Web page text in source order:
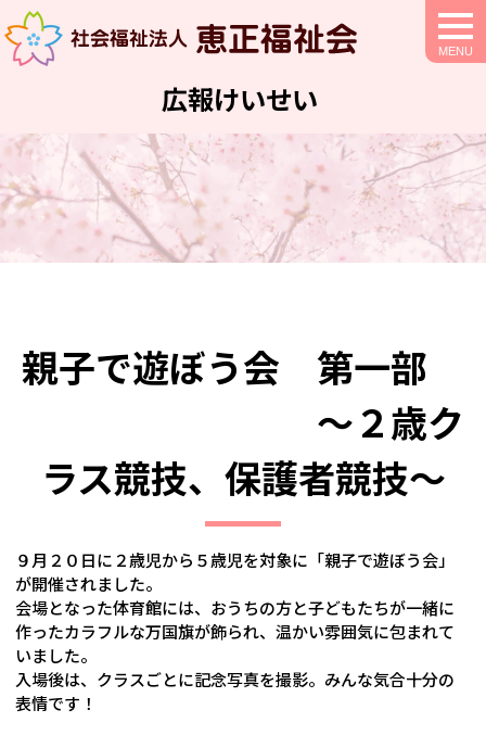
広報けいせい
親子で遊ぼう会 第一部
～２歳ク
ラス競技、保護者競技～
９月２０日に２歳児から５歳児を対象に「親子で遊ぼう会」
が開催されました。
会場となった体育館には、おうちの方と子どもたちが一緒に
作ったカラフルな万国旗が飾られ、温かい雰囲気に包まれて
いました。
入場後は、クラスごとに記念写真を撮影。みんな気合十分の
表情です！